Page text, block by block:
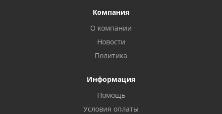
Компания
О компании
Новости
Политика
Информация
Помощь
Условия оплаты